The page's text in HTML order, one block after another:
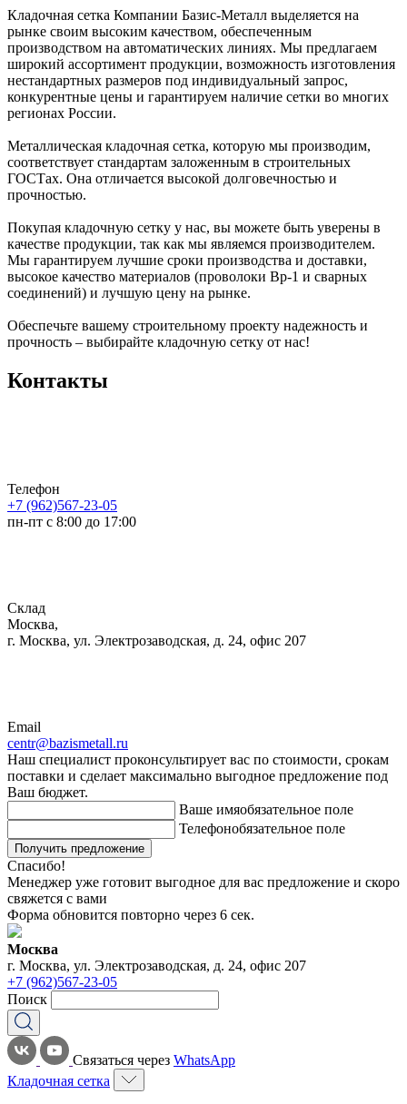
Кладочная сетка Компании Базис-Металл выделяется на
рынке своим высоким качеством, обеспеченным
производством на автоматических линиях. Мы предлагаем
широкий ассортимент продукции, возможность изготовления
нестандартных размеров под индивидуальный запрос,
конкурентные цены и гарантируем наличие сетки во многих
регионах России.
Металлическая кладочная сетка, которую мы производим,
соответствует стандартам заложенным в строительных
ГОСТах. Она отличается высокой долговечностью и
прочностью.
Покупая кладочную сетку у нас, вы можете быть уверены в
качестве продукции, так как мы являемся производителем.
Мы гарантируем лучшие сроки производства и доставки,
высокое качество материалов (проволоки Вр-1 и сварных
соединений) и лучшую цену на рынке.
Обеспечьте вашему строительному проекту надежность и
прочность – выбирайте кладочную сетку от нас!
Контакты
Телефон
+7 (962)567-23-05
пн-пт с 8:00 до 17:00
Склад
Москва,
г. Москва, ул. Электрозаводская, д. 24, офис 207
Email
centr@bazismetall.ru
Наш специалист проконсультирует вас по стоимости, срокам
поставки и сделает максимально выгодное предложение под
Ваш бюджет.
Ваше имяобязательное поле
Телефонобязательное поле
Получить предложение
Спасибо!
Менеджер уже готовит выгодное для вас предложение и скоро
свяжется с вами
Форма обновится повторно через 6 сек.
Москва
г. Москва, ул. Электрозаводская, д. 24, офис 207
+7 (962)567-23-05
Поиск
Связаться через WhatsApp
Кладочная сетка